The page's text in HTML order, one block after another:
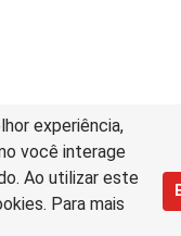
experiência,
você interage
Ao utilizar este
Para mais